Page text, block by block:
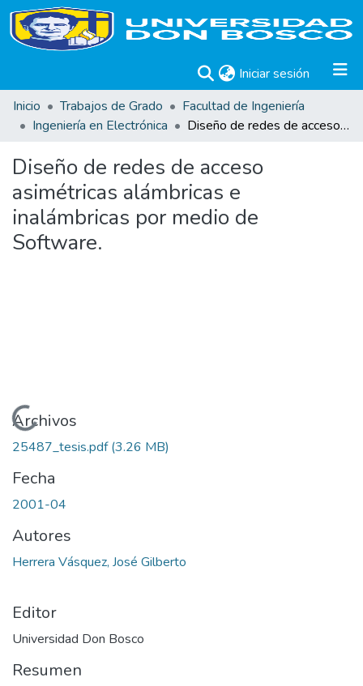
Iniciar sesión (current)
Inicio
Trabajos de Grado
Facultad de Ingeniería
Ingeniería en Electrónica
Diseño de redes de acceso asimétricas alámbricas e inalámbricas por medio de Software.
Diseño de redes de acceso
asimétricas alámbricas e
inalámbricas por medio de
Software.
Cargando...
Archivos
25487_tesis.pdf(3.26 MB)
Fecha
2001-04
Autores
Herrera Vásquez, José Gilberto
Editor
Universidad Don Bosco
Resumen